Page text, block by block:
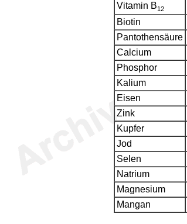
Vitamin B12
Biotin
Pantothensäure
Calcium
Phosphor
Kalium
Eisen
Zink
Kupfer
Jod
Selen
Natrium
Magnesium
Mangan